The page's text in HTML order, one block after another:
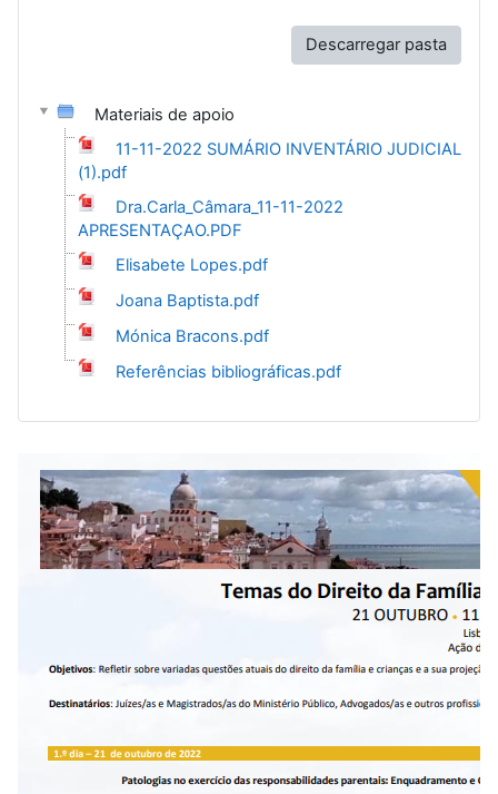
Descarregar pasta
Materiais de apoio
11-11-2022 SUMÁRIO INVENTÁRIO JUDICIAL
(1).pdf
Dra.Carla_Câmara_11-11-2022
APRESENTAÇAO.PDF
Elisabete Lopes.pdf
Joana Baptista.pdf
Mónica Bracons.pdf
Referências bibliográficas.pdf